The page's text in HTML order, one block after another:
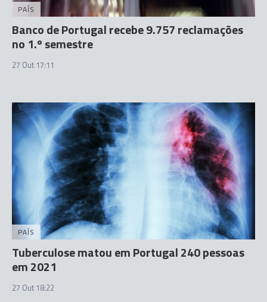
PAÍS
Banco de Portugal recebe 9.757 reclamações
no 1.º semestre
27 Out 17:11
PAÍS
Tuberculose matou em Portugal 240 pessoas
em 2021
27 Out 18:22